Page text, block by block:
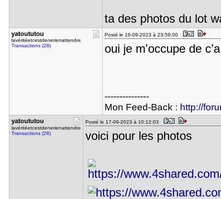
ta des photos du lot
yatoututou
lavéritéetcestdenerienattendre
Transactions (28)
Posté le 16-09-2023 à 23:59:00
oui je m'occupe de
---------------
Mon Feed-Back : http://
yatoututou
lavéritéetcestdenerienattendre
Transactions (28)
Posté le 17-09-2023 à 10:12:03
voici pour les photos